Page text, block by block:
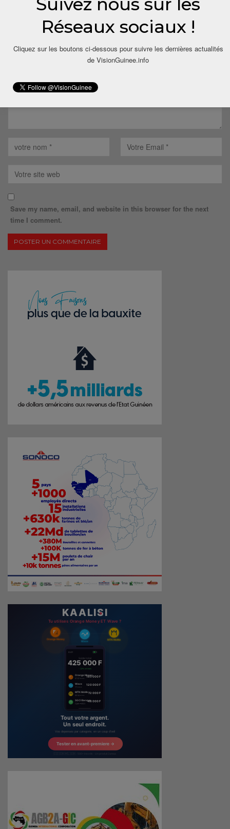
LAISSER UN COMMENTAIRE
Votre adresse email ne sera pas publiée.
Save my name, email, and website in this browser for the next
time I comment.
Réseaux sociaux !
Cliquez sur les boutons ci-dessous pour suivre les dernières actualités
de VisionGuinee.info